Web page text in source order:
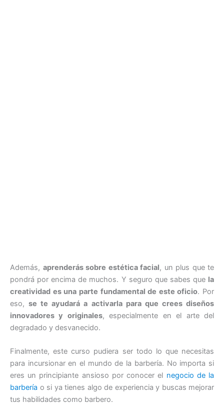
Además, aprenderás sobre estética facial, un plus que te
pondrá por encima de muchos. Y seguro que sabes que la
creatividad es una parte fundamental de este oficio. Por
eso,se te ayudará a activarla para que crees diseños
innovadores y originales, especialmente en el arte del
degradado y desvanecido.
Finalmente, este curso pudiera ser todo lo que necesitas
para incursionar en el mundo de la barbería. No importa si
eres un principiante ansioso por conocer el negocio de la
barbería o si ya tienes algo de experiencia y buscas mejorar
tus habilidades como barbero.